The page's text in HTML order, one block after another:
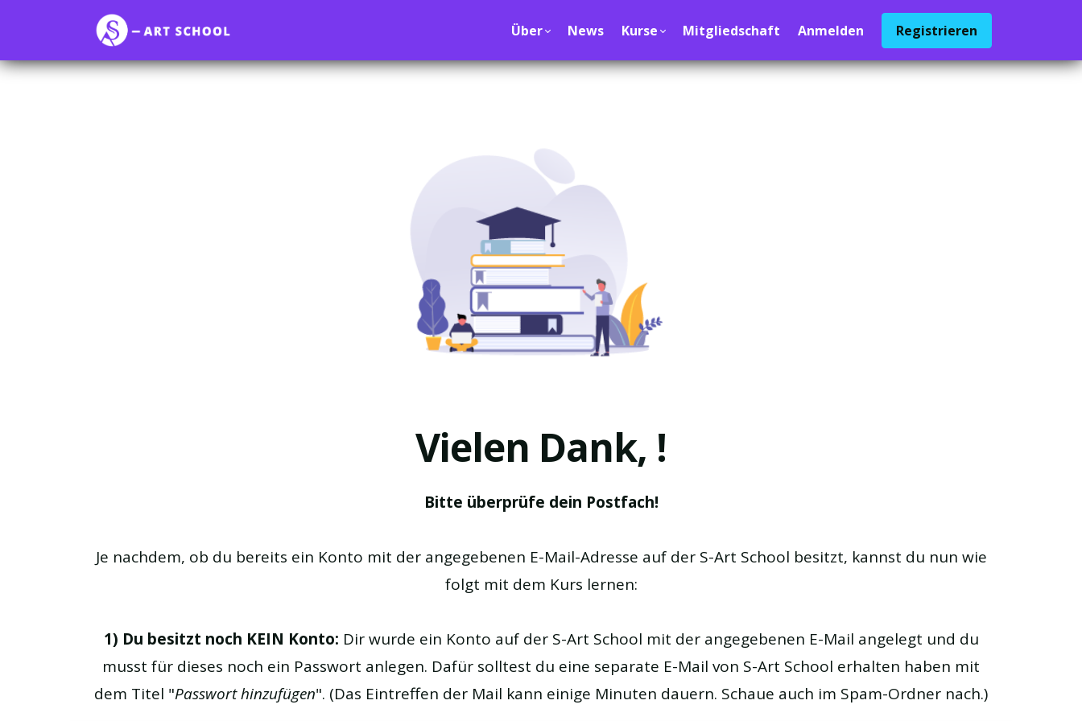
Über News Kurse Mitgliedschaft Anmelden Registrieren
Vielen Dank, !
Bitte überprüfe dein Postfach!
Je nachdem, ob du bereits ein Konto mit der angegebenen E-Mail-Adresse auf der S-Art School besitzt, kannst du nun wie
folgt mit dem Kurs lernen:
1) Du besitzt noch KEIN Konto: Dir wurde ein Konto auf der S-Art School mit der angegebenen E-Mail angelegt und du
musst für dieses noch ein Passwort anlegen. Dafür solltest du eine separate E-Mail von S-Art School erhalten haben mit
dem Titel "Passwort hinzufügen". (Das Eintreffen der Mail kann einige Minuten dauern. Schaue auch im Spam-Ordner nach.)